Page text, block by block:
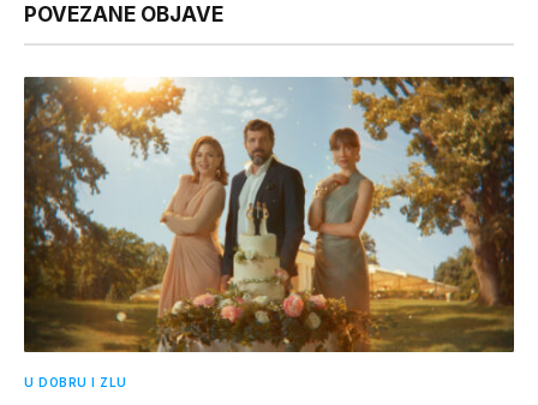
POVEZANE OBJAVE
U DOBRU I ZLU